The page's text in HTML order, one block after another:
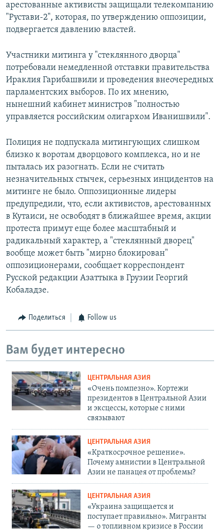
арестованные активисты защищали телекомпанию
"Рустави-2", которая, по утверждению оппозиции,
подвергается давлению властей.
Участники митинга у "стеклянного дворца"
потребовали немедленной отставки правительства
Ираклия Гарибашвили и проведения внеочередных
парламентских выборов. По их мнению,
нынешний кабинет министров "полностью
управляется российским олигархом Иванишвили".
Полиция не подпускала митингующих слишком
близко к воротам дворцового комплекса, но и не
пыталась их разогнать. Если не считать
незначительных стычек, серьезных инцидентов на
митинге не было. Оппозиционные лидеры
предупредили, что, если активистов, арестованных
в Кутаиси, не освободят в ближайшее время, акции
протеста примут еще более масштабный и
радикальный характер, а "стеклянный дворец"
вообще может быть "мирно блокирован"
оппозиционерами, сообщает корреспондент
Русской редакции Азаттыка в Грузии Георгий
Кобаладзе.
Поделиться Follow us
Вам будет интересно
ЦЕНТРАЛЬНАЯ АЗИЯ
«Очень помпезно». Кортежи
президентов в Центральной Азии
и эксцессы, которые с ними
связывают
ЦЕНТРАЛЬНАЯ АЗИЯ
«Краткосрочное решение».
Почему амнистии в Центральной
Азии не панацея от проблемы?
ЦЕНТРАЛЬНАЯ АЗИЯ
«Украина защищается и
поступает правильно». Мигранты
— о топливном кризисе в России